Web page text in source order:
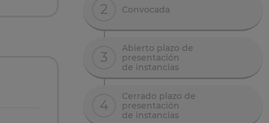
2 Convocada
3
Abierto plazo de
presentación
de instancias
4
Cerrado plazo de
presentación
de instancias